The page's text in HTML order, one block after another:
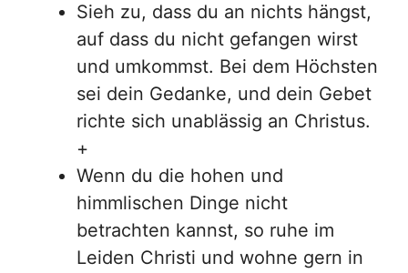
Sieh zu, dass du an nichts hängst,
auf dass du nicht gefangen wirst
und umkommst. Bei dem Höchsten
sei dein Gedanke, und dein Gebet
richte sich unablässig an Christus.
+
Wenn du die hohen und
himmlischen Dinge nicht
betrachten kannst, so ruhe im
Leiden Christi und wohne gern in